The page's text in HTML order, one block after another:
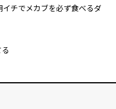
チでメカブを必ず食べるダ